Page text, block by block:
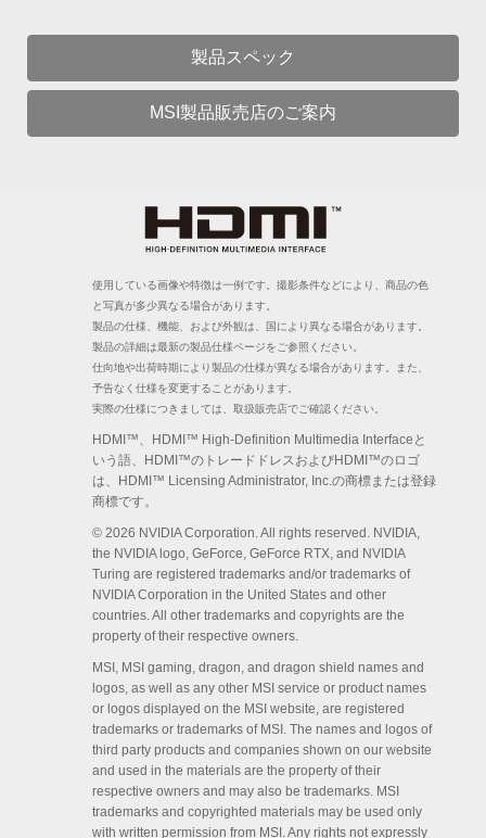
製品スペック
MSI製品販売店のご案内
使用している画像や特徴は一例です。撮影条件などにより、商品の色
と写真が多少異なる場合があります。
製品の仕様、機能、および外観は、国により異なる場合があります。
製品の詳細は最新の製品仕様ページをご参照ください。
仕向地や出荷時期により製品の仕様が異なる場合があります。また、
予告なく仕様を変更することがあります。
実際の仕様につきましては、取扱販売店でご確認ください。
HDMI™、HDMI™ High-Definition Multimedia Interfaceと
いう語、HDMI™のトレードドレスおよびHDMI™のロゴ
は、HDMI™ Licensing Administrator, Inc.の商標または登録
商標です。
© 2026 NVIDIA Corporation. All rights reserved. NVIDIA,
the NVIDIA logo, GeForce, GeForce RTX, and NVIDIA
Turing are registered trademarks and/or trademarks of
NVIDIA Corporation in the United States and other
countries. All other trademarks and copyrights are the
property of their respective owners.
MSI, MSI gaming, dragon, and dragon shield names and
logos, as well as any other MSI service or product names
or logos displayed on the MSI website, are registered
trademarks or trademarks of MSI. The names and logos of
third party products and companies shown on our website
and used in the materials are the property of their
respective owners and may also be trademarks. MSI
trademarks and copyrighted materials may be used only
with written permission from MSI. Any rights not expressly